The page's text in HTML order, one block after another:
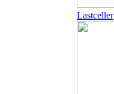
Lastceller